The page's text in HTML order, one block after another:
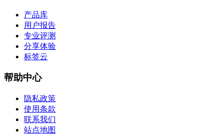
产品库
用户报告
专业评测
分享体验
标签云
帮助中心
隐私政策
使用条款
联系我们
站点地图